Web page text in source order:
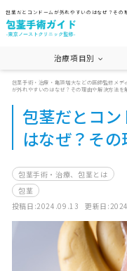
包茎だとコンドームが外れやすいのはなぜ？その
治療項目別
包茎手術・治療、包茎とは
カントン包茎
切らない包茎手術
遅漏
包茎
痛み
包茎手術・治療・亀頭増大などの医師監修メデ
が外れやすいのはなぜ？その理由や解決方法を
包茎だとコ
はなぜ？そ
包茎手術・治療、包茎とは
包茎
投稿日:2024.09.13
更新日